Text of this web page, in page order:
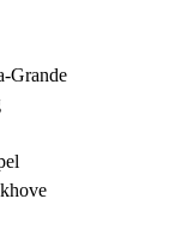
Grande